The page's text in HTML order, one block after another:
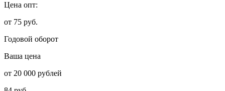
Цена опт:
от 75 руб.
Годовой оборот
Ваша цена
от 20 000 рублей